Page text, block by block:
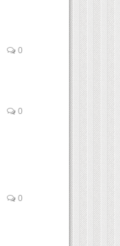
0
0
0